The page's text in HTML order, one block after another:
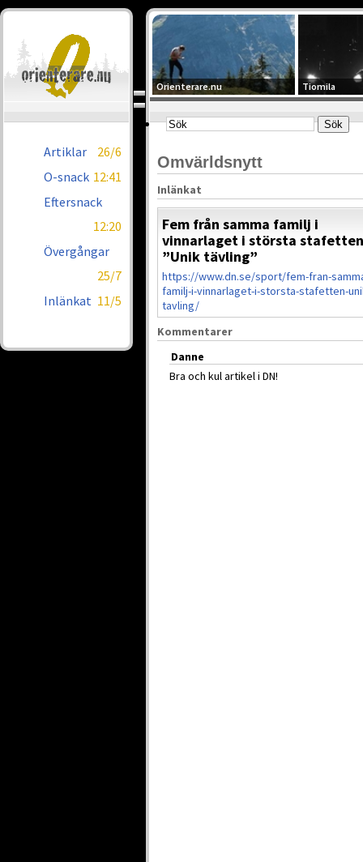
Artiklar
26/6
O-snack 12:41
Eftersnack
12:20
Övergångar
25/7
Inlänkat 11/5
Orienterare.nu Tiomila
Omvärldsnytt
Inlänkat
Fem från samma familj i
vinnarlaget i största
”Unik tävling”
https://www.dn.se/sport/fem-fran-
familj-i-vinnarlaget-i-storsta-stafetten-
tavling/
Kommentarer
Danne
Bra och kul artikel i DN!